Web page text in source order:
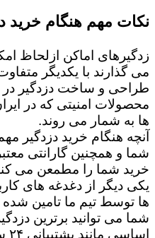
نکات مهم هنگام
زدگیرهای اماکن ازلحاظ
می گذارند با یکدیگر
طراحی و ساخت دزدگیر در
محصولات امنیتی که در
ها به شمار می روند.
آنچه هنگام خرید دزدگیر
شما و همچنین گارانتی
خرید شما را مطمعن می
یکی دیگر از دغدغه های
ها توسط تیم ما تامین
شما می توانید برترین